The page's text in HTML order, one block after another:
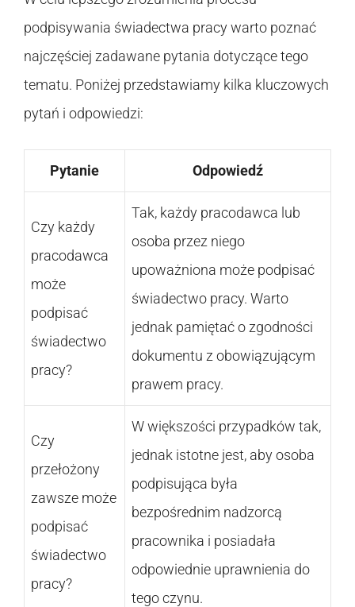
podpisywania świadectwa pracy warto poznać
najczęściej zadawane pytania dotyczące tego
tematu. Poniżej przedstawiamy kilka kluczowych
pytań i odpowiedzi:
Pytanie Odpowiedź
Czy każdy
pracodawca
może
podpisać
świadectwo
pracy?
Tak, każdy pracodawca lub
osoba przez niego
upoważniona może podpisać
świadectwo pracy. Warto
jednak pamiętać o zgodności
dokumentu z obowiązującym
prawem pracy.
Czy
przełożony
zawsze może
podpisać
świadectwo
pracy?
W większości przypadków tak,
jednak istotne jest, aby osoba
podpisująca była
bezpośrednim nadzorcą
pracownika i posiadała
odpowiednie uprawnienia do
tego czynu.